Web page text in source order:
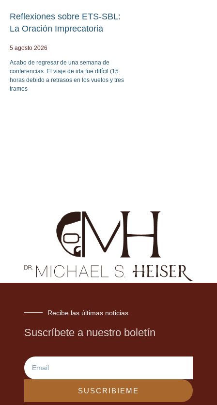
Reflexiones sobre ETS-SBL:
La Oración Imprecatoria
5 agosto 2026
Acabo de regresar de una semana de
conferencias. El viaje de ida fue difícil (15
horas debido a retrasos en los vuelos y tres
tramos
Recibe las últimas noticias
Suscríbete a nuestro boletín
Email
SUSCRIBIEME